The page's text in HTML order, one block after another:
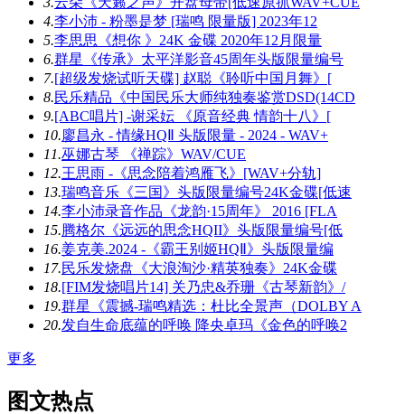
4.李小沛 - 粉墨是梦 [瑞鸣 限量版] 2023年12
5.李思思《想你 》24K 金碟 2020年12月限量
6.群星《传承》太平洋影音45周年头版限量编号
7.[超级发烧试听天碟] 赵聪《聆听中国月舞》[
8.民乐精品《中国民乐大师纯独奏鉴赏DSD(14CD
9.[ABC唱片] -谢采妘 《原音经典 情韵十八》[
10. 廖昌永 - 情缘HQⅡ 头版限量 - 2024 - WAV+
11.巫娜古琴 《禅踪》WAV/CUE
12.王思雨 -《思念陪着鸿雁飞》[WAV+分轨]
13.瑞鸣音乐《三国》头版限量编号24K金碟[低速
14.李小沛录音作品《龙韵·15周年》 2016 [FLA
15.腾格尔《远远的思念HQII》头版限量编号[低
16.姜克美.2024 -《霸王别姬HQⅡ》头版限量编
17.民乐发烧盘《大浪淘沙·精英独奏》24K金碟
18.[FIM发烧唱片14] 关乃忠&乔珊《古琴新韵》/
19.群星《震撼-瑞鸣精选：杜比全景声（DOLBY A
20.发自生命底蕴的呼唤 降央卓玛《金色的呼唤2
更多
图文热点